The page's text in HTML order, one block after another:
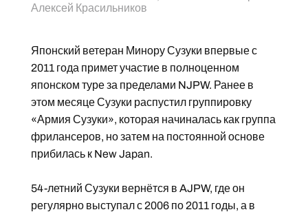
Алексей Красильников
Японский ветеран Минору Сузуки впервые с
2011 года примет участие в полноценном
японском туре за пределами NJPW. Ранее в
этом месяце Сузуки распустил группировку
«Армия Сузуки», которая начиналась как группа
фрилансеров, но затем на постоянной основе
прибилась к New Japan.
54-летний Сузуки вернётся в AJPW, где он
регулярно выступал с 2006 по 2011 годы, а в